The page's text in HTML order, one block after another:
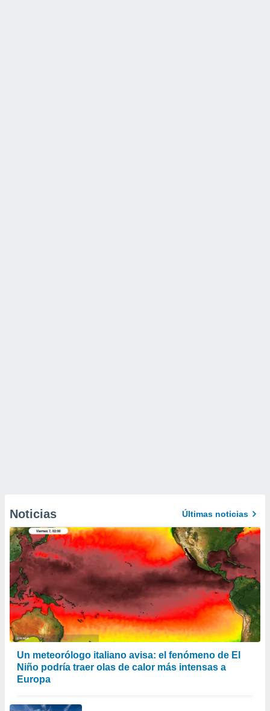
Noticias Últimas noticias
Un meteorólogo italiano avisa: el fenómeno de El
Niño podría traer olas de calor más intensas a
Europa